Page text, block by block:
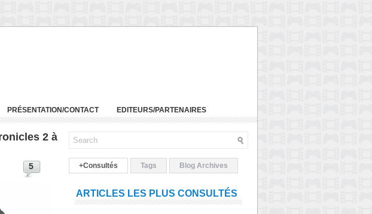
PRÉSENTATION/CONTACT EDITEURS/PARTENAIRES
2 à
5 +Consultés Tags Blog Archives
ARTICLES LES PLUS CONSULTÉS